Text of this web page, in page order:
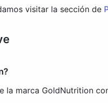
visitar la sección de
la marca GoldNutrition